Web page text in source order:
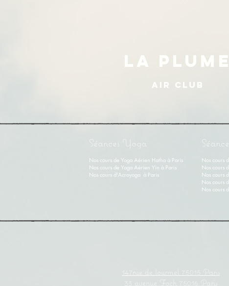
LA PLUME
AIR CLUB
Séances Yoga
Nos cours de Yoga Aérien Hatha à Paris
Nos cours de Yoga Aérien Yin à Paris
Nos cours d'Acroyoga à Paris
Nos cours
Nos cours
Nos cours
Nos cours
Nos cours
147rue de lourmel 75015 Paris
33
avenue
Foch 75016 Paris